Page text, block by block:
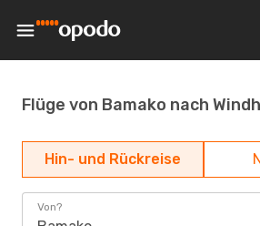
Flüge von Bamako nach
Hin- und Rückreise
Von?